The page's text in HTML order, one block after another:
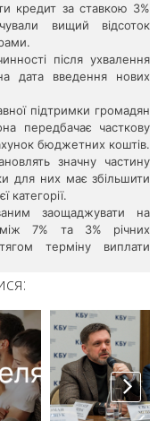
кредит за ставкою 3%
вищий відсоток
після ухвалення
дата введення нових
підтримки громадян
передбачає часткову
бюджетних коштів.
значну частину
для них має збільшити
категорії.
заощаджувати на
між 7% та 3% річних
терміну виплати